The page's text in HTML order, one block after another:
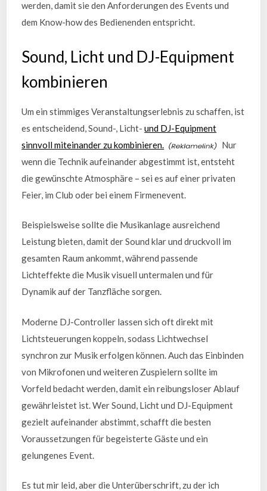
werden, damit sie den Anforderungen des Events und
dem Know-how des Bedienenden entspricht.
Sound, Licht und DJ-Equipment
kombinieren
Um ein stimmiges Veranstaltungserlebnis zu schaffen, ist
es entscheidend, Sound-, Licht-und DJ-Equipment
sinnvoll miteinander zu kombinieren.
Nur
wenn die Technik aufeinander abgestimmt ist, entsteht
die gewünschte Atmosphäre – sei es auf einer privaten
Feier, im Club oder bei einem Firmenevent.
Beispielsweise sollte die Musikanlage ausreichend
Leistung bieten, damit der Sound klar und druckvoll im
gesamten Raum ankommt, während passende
Lichteffekte die Musik visuell untermalen und für
Dynamik auf der Tanzfläche sorgen.
Moderne DJ-Controller lassen sich oft direkt mit
Lichtsteuerungen koppeln, sodass Lichtwechsel
synchron zur Musik erfolgen können. Auch das Einbinden
von Mikrofonen und weiteren Zuspielern sollte im
Vorfeld bedacht werden, damit ein reibungsloser Ablauf
gewährleistet ist. Wer Sound, Licht und DJ-Equipment
gezielt aufeinander abstimmt, schafft die besten
Voraussetzungen für begeisterte Gäste und ein
gelungenes Event.
Es tut mir leid, aber die Unterüberschrift, zu der ich